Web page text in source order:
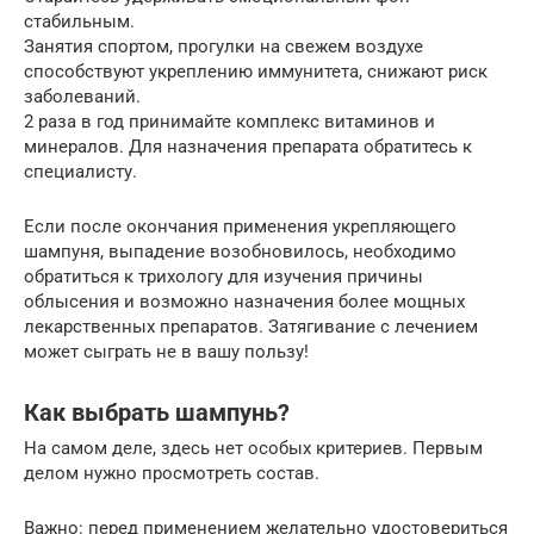
стабильным.
Занятия спортом, прогулки на свежем воздухе
способствуют укреплению иммунитета, снижают риск
заболеваний.
2 раза в год принимайте комплекс витаминов и
минералов. Для назначения препарата обратитесь к
специалисту.
Если после окончания применения укрепляющего
шампуня, выпадение возобновилось, необходимо
обратиться к трихологу для изучения причины
облысения и возможно назначения более мощных
лекарственных препаратов. Затягивание с лечением
может сыграть не в вашу пользу!
Как выбрать шампунь?
На самом деле, здесь нет особых критериев. Первым
делом нужно просмотреть состав.
Важно: перед применением желательно удостовериться